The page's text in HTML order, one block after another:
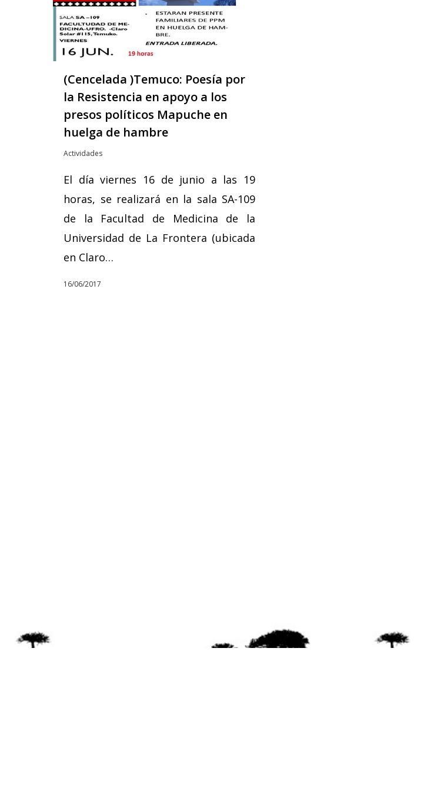
(Cencelada )Temuco: Poesía por
la Resistencia en apoyo a los
presos políticos Mapuche en
huelga de hambre
Actividades
El día viernes 16 de junio a las 19
horas, se realizará en la sala SA-109
de la Facultad de Medicina de la
Universidad de La Frontera (ubicada
en Claro…
16/06/2017